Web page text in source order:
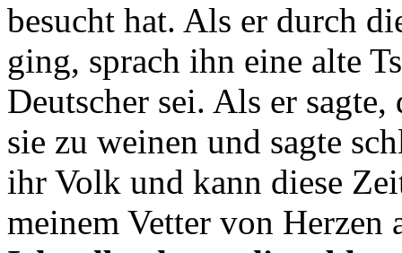
besucht hat. Als er durch
ging, sprach ihn eine alte
Deutscher sei. Als er
sie zu weinen und sagte
ihr Volk und kann diese
meinem Vetter von Herzen